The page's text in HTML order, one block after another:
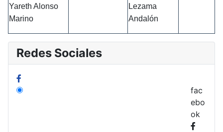
Yareth Alonso
Marino
Lezama
Andalón
Redes Sociales
fac
ebo
ok